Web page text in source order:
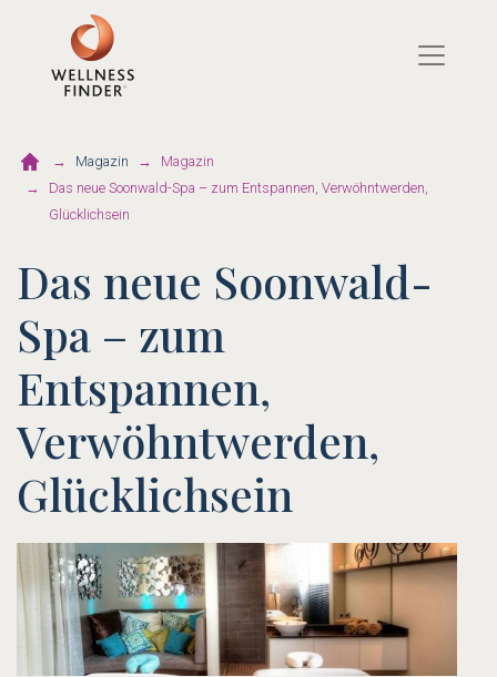
Magazin
Magazin
Das neue Soonwald-Spa – zum Entspannen, Verwöhntwerden,
Glücklichsein
Das neue Soonwald-
Spa – zum
Entspannen,
Verwöhntwerden,
Glücklichsein